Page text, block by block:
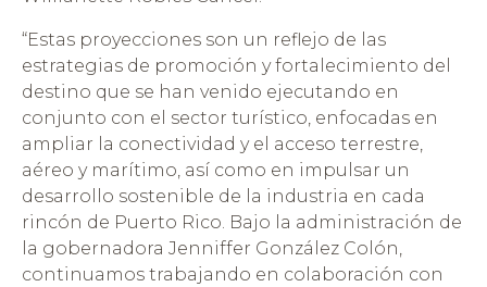
“Estas proyecciones son un reflejo de las
estrategias de promoción y fortalecimiento del
destino que se han venido ejecutando en
conjunto con el sector turístico, enfocadas en
ampliar la conectividad y el acceso terrestre,
aéreo y marítimo, así como en impulsar un
desarrollo sostenible de la industria en cada
rincón de Puerto Rico. Bajo la administración de
la gobernadora Jenniffer González Colón,
continuamos trabajando en colaboración con